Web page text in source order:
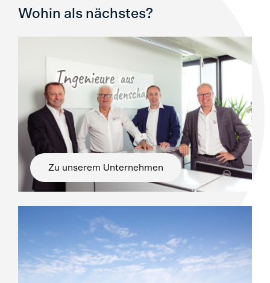
Wohin als nächstes?
Zu unserem Unternehmen